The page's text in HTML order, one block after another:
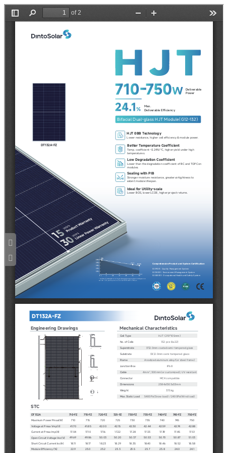
DINTO SOLAR G12-132 HJT